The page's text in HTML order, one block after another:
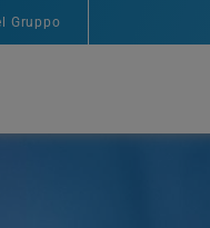
Gruppo